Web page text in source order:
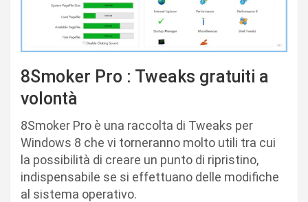
8Smoker Pro : Tweaks gratuiti a
volontà
8Smoker Pro è una raccolta di Tweaks per
Windows 8 che vi torneranno molto utili tra cui
la possibilità di creare un punto di ripristino,
indispensabile se si effettuano delle modifiche
al sistema operativo.